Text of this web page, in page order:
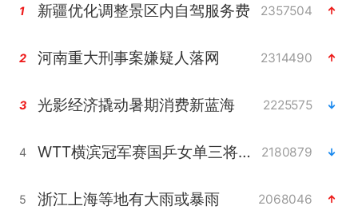
1 新疆优化调整景区内自驾服务费 2357504
2 河南重大刑事案嫌疑人落网 2314490
3 光影经济撬动暑期消费新蓝海 2225575
4 WTT横滨冠军赛国乒女单三将晋级四强 2180879
5 浙江上海等地有大雨或暴雨 2068046